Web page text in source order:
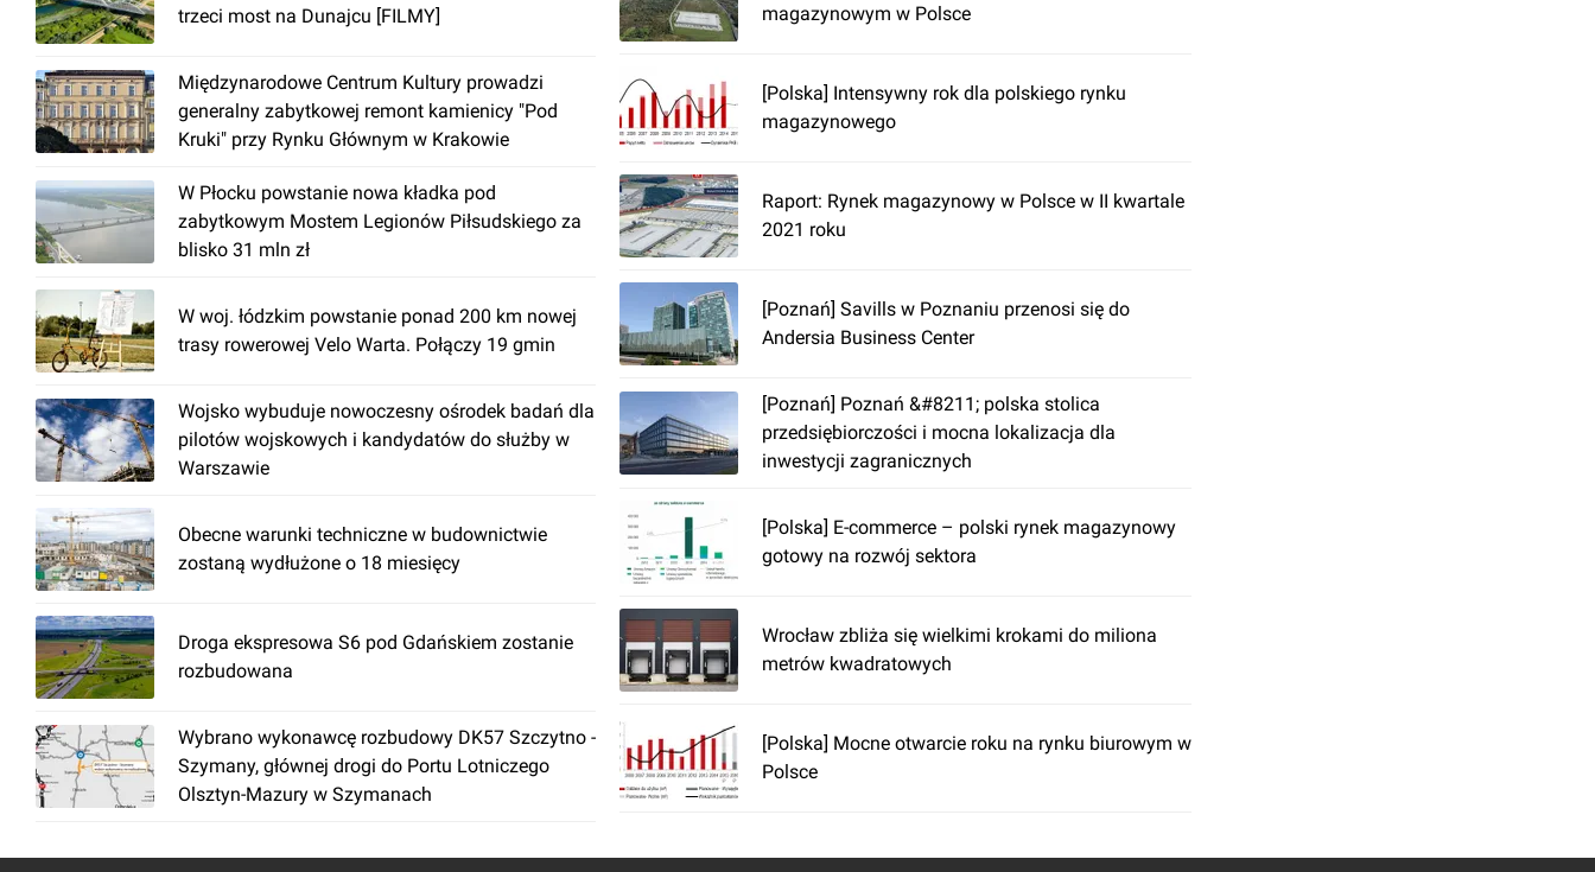
trzeci most na Dunajcu [FILMY]
Międzynarodowe Centrum Kultury prowadzi
generalny zabytkowej remont kamienicy "Pod
Kruki" przy Rynku Głównym w Krakowie
W Płocku powstanie nowa kładka pod
zabytkowym Mostem Legionów Piłsudskiego za
blisko 31 mln zł
W woj. łódzkim powstanie ponad 200 km nowej
trasy rowerowej Velo Warta. Połączy 19 gmin
Wojsko wybuduje nowoczesny ośrodek badań dla
pilotów wojskowych i kandydatów do służby w
Warszawie
Obecne warunki techniczne w budownictwie
zostaną wydłużone o 18 miesięcy
Droga ekspresowa S6 pod Gdańskiem zostanie
rozbudowana
Wybrano wykonawcę rozbudowy DK57 Szczytno -
Szymany, głównej drogi do Portu Lotniczego
Olsztyn-Mazury w Szymanach
magazynowym w Polsce
[Polska] Intensywny rok dla polskiego rynku
magazynowego
Raport: Rynek magazynowy w Polsce w II kwartale
2021 roku
[Poznań] Savills w Poznaniu przenosi się do
Andersia Business Center
[Poznań] Poznań &#8211; polska stolica
przedsiębiorczości i mocna lokalizacja dla
inwestycji zagranicznych
[Polska] E-commerce – polski rynek magazynowy
gotowy na rozwój sektora
Wrocław zbliża się wielkimi krokami do miliona
metrów kwadratowych
[Polska] Mocne otwarcie roku na rynku biurowym w
Polsce